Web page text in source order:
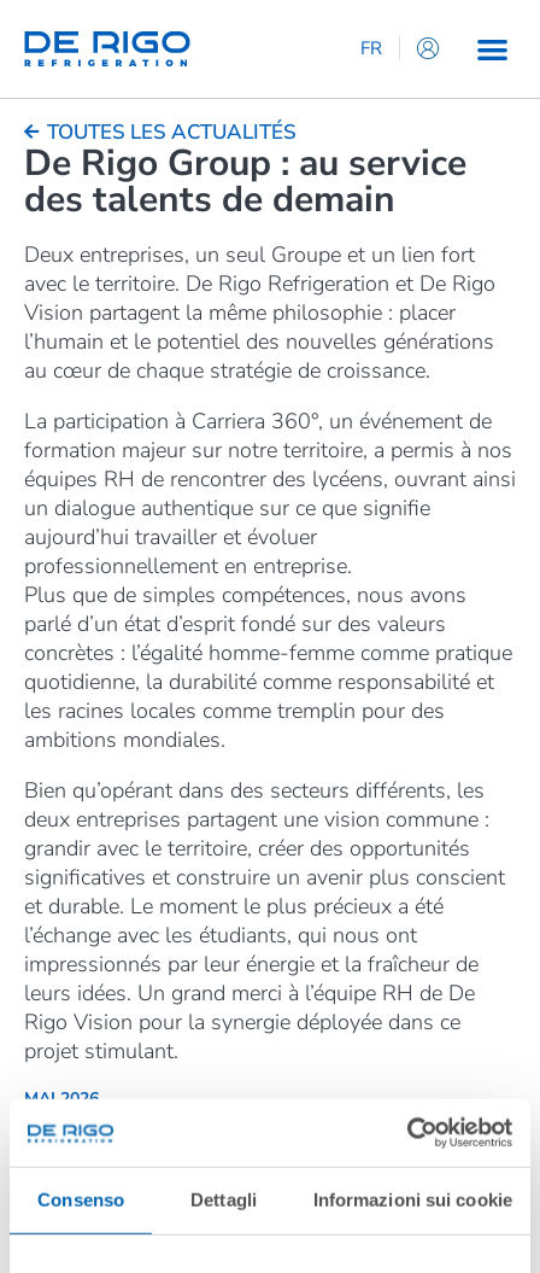
Consenso Dettagli Informazioni sui cookie
FR
IT
ES
DE
TOUTES LES ACTUALITÉS
De Rigo Group : au service
des talents de demain
Deux entreprises, un seul Groupe et un lien fort
avec le territoire. De Rigo Refrigeration et De Rigo
Vision partagent la même philosophie : placer
l’humain et le potentiel des nouvelles générations
au cœur de chaque stratégie de croissance.
La participation à Carriera 360°, un événement de
formation majeur sur notre territoire, a permis à nos
équipes RH de rencontrer des lycéens, ouvrant ainsi
un dialogue authentique sur ce que signifie
aujourd’hui travailler et évoluer
professionnellement en entreprise.
Plus que de simples compétences, nous avons
parlé d’un état d’esprit fondé sur des valeurs
concrètes : l’égalité homme-femme comme pratique
quotidienne, la durabilité comme responsabilité et
les racines locales comme tremplin pour des
ambitions mondiales.
Bien qu’opérant dans des secteurs différents, les
deux entreprises partagent une vision commune :
grandir avec le territoire, créer des opportunités
significatives et construire un avenir plus conscient
et durable. Le moment le plus précieux a été
l’échange avec les étudiants, qui nous ont
impressionnés par leur énergie et la fraîcheur de
leurs idées. Un grand merci à l’équipe RH de De
Rigo Vision pour la synergie déployée dans ce
projet stimulant.
MAI 2026